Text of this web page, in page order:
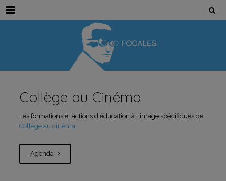
Menu
Collège au Cinéma
Les formations et actions d'éducation à l'image spécifiques de
Collège au cinéma.
Agenda